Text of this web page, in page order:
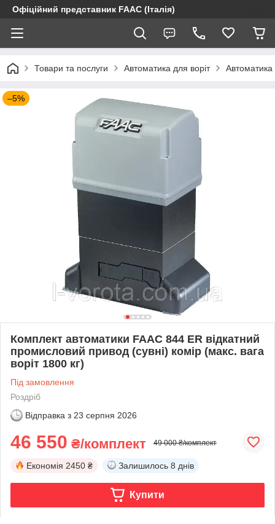
Офіційний представник FAAC (Італія)
Товари та послуги Автоматика для воріт Автоматика
–5%
Комплект автоматики FAAC 844 ER відкатний
промисловий привод (сувні) комір (макс. вага
воріт 1800 кг)
Під замовлення
Роздріб
Відправка з 23 серпня 2026
46 550 ₴/комплект 49 000 ₴/комплект
Економія 2450 ₴ Залишилось 8 днів
Купити